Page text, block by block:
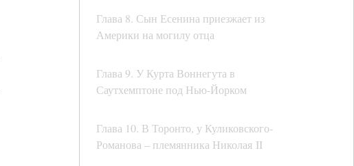
Глава 8. Сын Есенина приезжает из
Америки на могилу отца
Глава 9. У Курта Воннегута в
Саутхемптоне под Нью-Йорком
Глава 10. В Торонто, у Куликовского-
Романова – племянника Николая II